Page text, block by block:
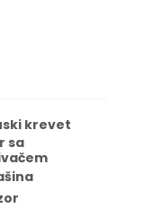
krevet
sa